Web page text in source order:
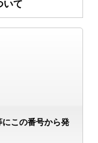
いて
この番号から発